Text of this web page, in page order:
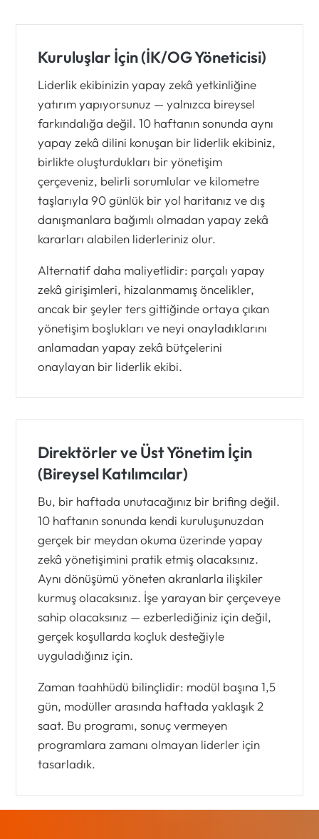
Kuruluşlar İçin (İK/OG Yöneticisi)
Liderlik ekibinizin yapay zekâ yetkinliğine
yatırım yapıyorsunuz — yalnızca bireysel
farkındalığa değil. 10 haftanın sonunda aynı
yapay zekâ dilini konuşan bir liderlik ekibiniz,
birlikte oluşturdukları bir yönetişim
çerçeveniz, belirli sorumlular ve kilometre
taşlarıyla 90 günlük bir yol haritanız ve dış
danışmanlara bağımlı olmadan yapay zekâ
kararları alabilen liderleriniz olur.
Alternatif daha maliyetlidir: parçalı yapay
zekâ girişimleri, hizalanmamış öncelikler,
ancak bir şeyler ters gittiğinde ortaya çıkan
yönetişim boşlukları ve neyi onayladıklarını
anlamadan yapay zekâ bütçelerini
onaylayan bir liderlik ekibi.
Direktörler ve Üst Yönetim İçin
(Bireysel Katılımcılar)
Bu, bir haftada unutacağınız bir brifing değil.
10 haftanın sonunda kendi kuruluşunuzdan
gerçek bir meydan okuma üzerinde yapay
zekâ yönetişimini pratik etmiş olacaksınız.
Aynı dönüşümü yöneten akranlarla ilişkiler
kurmuş olacaksınız. İşe yarayan bir çerçeveye
sahip olacaksınız — ezberlediğiniz için değil,
gerçek koşullarda koçluk desteğiyle
uyguladığınız için.
Zaman taahhüdü bilinçlidir: modül başına 1,5
gün, modüller arasında haftada yaklaşık 2
saat. Bu programı, sonuç vermeyen
programlara zamanı olmayan liderler için
tasarladık.